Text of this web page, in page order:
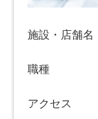
施設・店舗名
職種
アクセス